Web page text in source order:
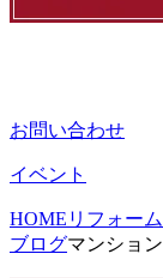
お問い合わせ
イベント
HOME リフォー
ブログマンショ